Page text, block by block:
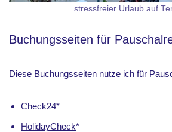
stressfreier Urlaub auf
Buchungsseiten für
Diese Buchungsseiten nutze ich für
Check24*
HolidayCheck*